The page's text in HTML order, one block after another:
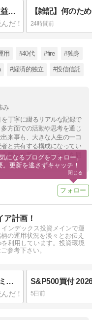
【資産運用術】７月度の積立投資損益結果！目先の損益結果より、長期運用を継続してことが大切！
24時間前
用 #40代 #fire #独身
#経済的独立 #投信信託
み
丁寧に綴るリアルな記録で
方面での活動や思考を通じ
来事も、大きな人生の一コ
と共有する構成になってい
豊かな暮らしのヒントを届
計画！
ンデックス投資メインで運
の運用状況を淡々とお伝え
利用しています。投資環境
参考下さい。
【資産状況】2026年7月末時点のセミリタイア資金を公開 S&P500買付
5日前
になるブログをフォロー。
。更新を逃さずキャッチ！
閉じる